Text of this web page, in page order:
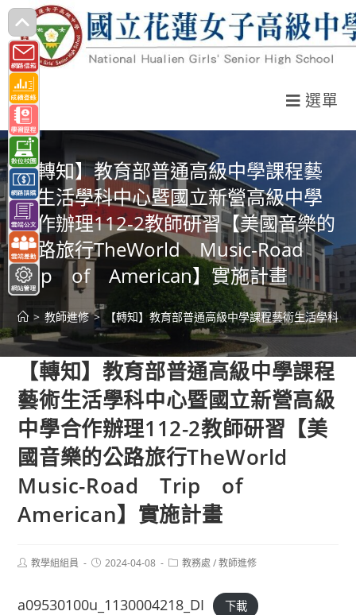
跳
轉
至
主
要
內
容
選單
【轉知】教育部普通高級中學課程藝
術生活學科中心暨國立新營高級中學
合作辦理112-2教師研習【美國音樂的
公路旅行TheWorld Music-Road
Trip of American】實施計畫
> 教師進修 > 【轉知】教育部普通高級中學課程藝術生活學
【轉知】教育部普通高級中學課程
藝術生活學科中心暨國立新營高級
中學合作辦理112-2教師研習【美
國音樂的公路旅行TheWorld
Music-Road Trip of
American】實施計畫
Post教學組組員
Post2024-04-08
Post教務處 / 教師進修
a09530100u_1130004218_DI 下載